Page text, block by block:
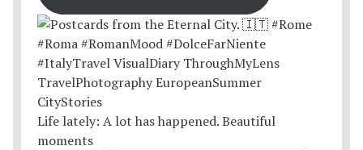
Life lately: A lot has happened. Beautiful
moments